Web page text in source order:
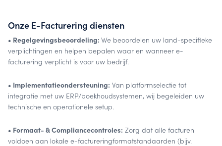
Onze E-Facturering diensten
• Regelgevingsbeoordeling: We beoordelen uw land-specifieke
verplichtingen en helpen bepalen waar en wanneer e-
facturering verplicht is voor uw bedrijf.
• Implementatieondersteuning: Van platformselectie tot
integratie met uw ERP/boekhoudsystemen, wij begeleiden uw
technische en operationele setup.
• Formaat- & Compliancecontroles: Zorg dat alle facturen
voldoen aan lokale e-factureringformatstandaarden (bijv.